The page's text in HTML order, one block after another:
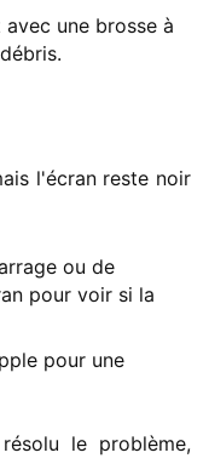
une brosse à
l'écran reste noir
ou de
pour voir si la
pour une
le problème,